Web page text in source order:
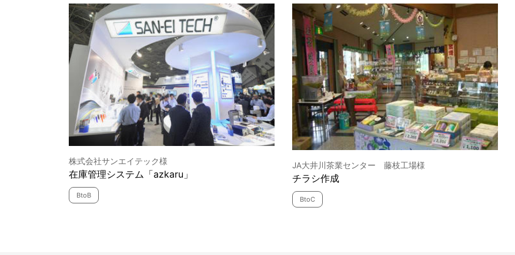
株式会社サンエイテック様
在庫管理システム「azkaru」
BtoB
JA大井川茶業センター 藤枝工場様
チラシ作成
BtoC